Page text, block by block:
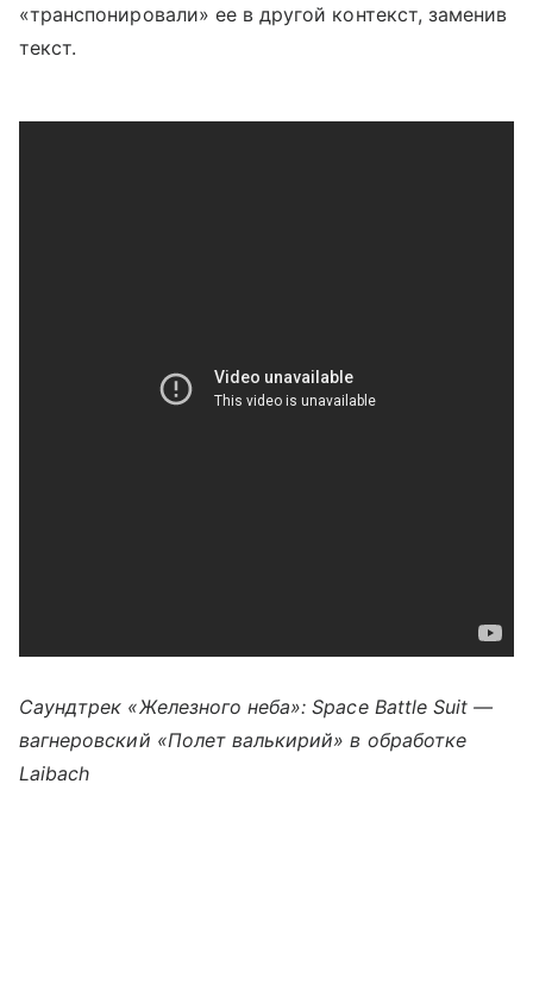
«транспонировали» ее в другой контекст, заменив
текст.
Саундтрек «Железного неба»: Space Battle Suit —
вагнеровский «Полет валькирий» в обработке
Laibach